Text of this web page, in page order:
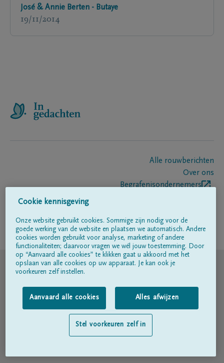
José & Annie Berten - Butaye
19/11/2014
Alle rouwberichten
Over ons
Begrafenisondernemers
Volg ons op
© DELA
Gebruiksvoorwaarden
Privacyverklaring
Toegankelijkheidsverklaring
Cookie kennisgeving
Onze website gebruikt cookies. Sommige zijn nodig voor de
goede werking van de website en plaatsen we automatisch. Andere
cookies worden gebruikt voor analyse, marketing of andere
functionaliteiten; daarvoor vragen we wél jouw toestemming. Door
op “Aanvaard alle cookies” te klikken gaat u akkoord met het
opslaan van alle cookies op uw apparaat. Je kan ook je
voorkeuren zelf instellen.
Aanvaard alle cookies Alles afwijzen
Stel voorkeuren zelf in